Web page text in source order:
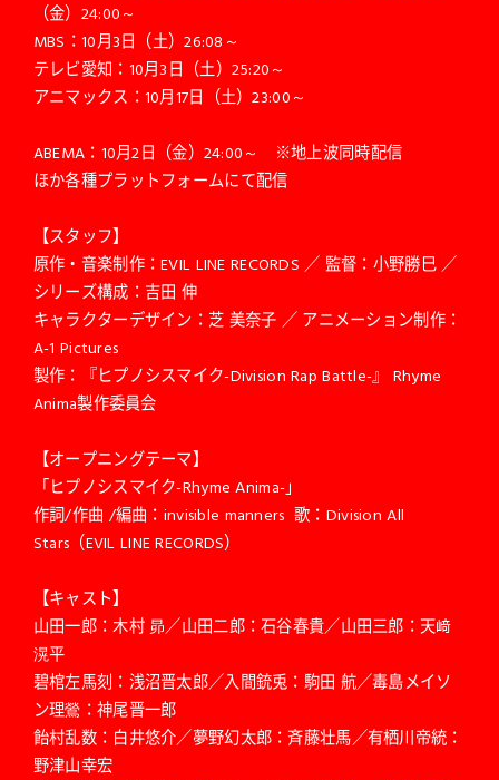
（金）24:00～
MBS：10月3日（土）26:08～
テレビ愛知：10月3日（土）25:20～
アニマックス：10月17日（土）23:00～
ABEMA：10月2日（金）24:00～ ※地上波同時配信
ほか各種プラットフォームにて配信
【スタッフ】
原作・音楽制作：EVIL LINE RECORDS ／ 監督：小野勝巳 ／
シリーズ構成：吉田 伸
キャラクターデザイン：芝 美奈子 ／ アニメーション制作：
A-1 Pictures
製作：『ヒプノシスマイク-Division Rap Battle-』 Rhyme
Anima製作委員会
【オープニングテーマ】
「ヒプノシスマイク-Rhyme Anima-」
作詞/作曲 /編曲：invisible manners 歌：Division All
Stars（EVIL LINE RECORDS）
【キャスト】
山田一郎：木村 昴／山田二郎：石谷春貴／山田三郎：天﨑
滉平
碧棺左馬刻：浅沼晋太郎／入間銃兎：駒田 航／毒島メイソ
ン理鶯：神尾晋一郎
飴村乱数：白井悠介／夢野幻太郎：斉藤壮馬／有栖川帝統：
野津山幸宏